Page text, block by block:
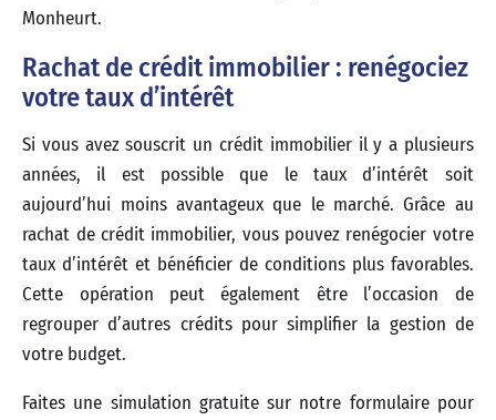
Monheurt.
Rachat de crédit immobilier : renégociez
votre taux d’intérêt
Si vous avez souscrit un crédit immobilier il y a plusieurs
années, il est possible que le taux d’intérêt soit
aujourd’hui moins avantageux que le marché. Grâce au
rachat de crédit immobilier, vous pouvez renégocier votre
taux d’intérêt et bénéficier de conditions plus favorables.
Cette opération peut également être l’occasion de
regrouper d’autres crédits pour simplifier la gestion de
votre budget.
Faites une simulation gratuite sur notre formulaire pour